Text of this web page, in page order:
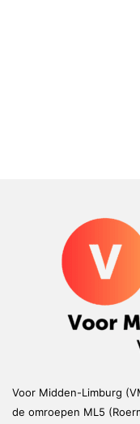
Voor Midden-Limburg
de omroepen ML5